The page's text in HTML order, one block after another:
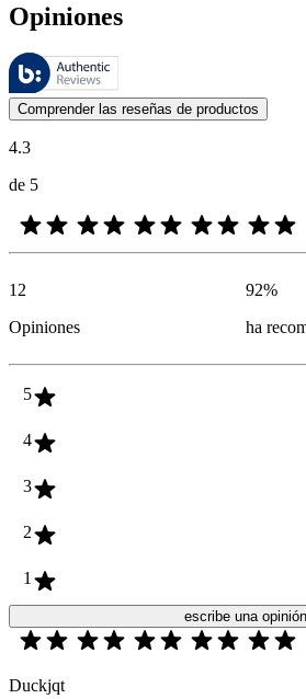
Opiniones
Estas reseñas las gestiona Bazaarvoice y
Las opiniones de los clientes en forma de
Comprender las reseñas de productos
4.3
de 5
12
Opiniones
92%
ha
5
4
3
2
1
escribe una opinión
Duckjqt